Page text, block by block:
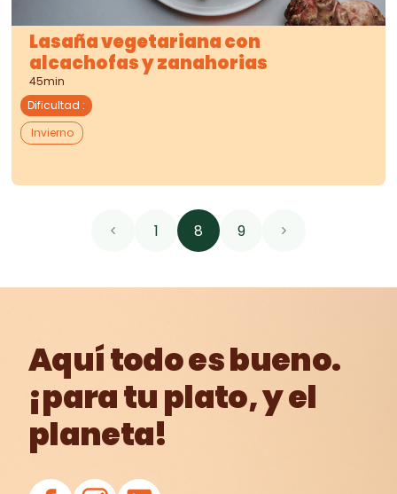
Lasaña vegetariana con
alcachofas y zanahorias
45min
Dificultad :
Invierno
1 8 9
Aquí todo es bueno.
¡para tu plato, y el
planeta!